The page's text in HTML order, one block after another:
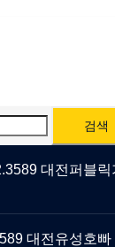
대전퍼블
대전유성호빠